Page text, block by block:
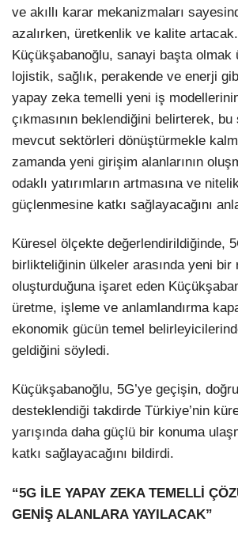
ve akıllı karar mekanizmaları
azalırken, üretkenlik ve kalite
Küçükşabanoğlu, sanayi başta olmak
lojistik, sağlık, perakende ve enerji
yapay zeka temelli yeni iş
çıkmasının beklendiğini belirterek,
mevcut sektörleri dönüştürmekle
zamanda yeni girişim alanlarının
odaklı yatırımların artmasına ve
güçlenmesine katkı sağlayacağını
Küresel ölçekte değerlendirildiğinde,
birlikteliğinin ülkeler arasında yeni bir
oluşturduğuna işaret eden
üretme, işleme ve anlamlandırma
ekonomik gücün temel
geldiğini söyledi.
Küçükşabanoğlu, 5G’ye geçişin,
desteklendiği takdirde Türkiye’nin
yarışında daha güçlü bir konuma
katkı sağlayacağını bildirdi.
“5G İLE YAPAY ZEKA TEMELLİ
GENİŞ ALANLARA YAYILACAK”